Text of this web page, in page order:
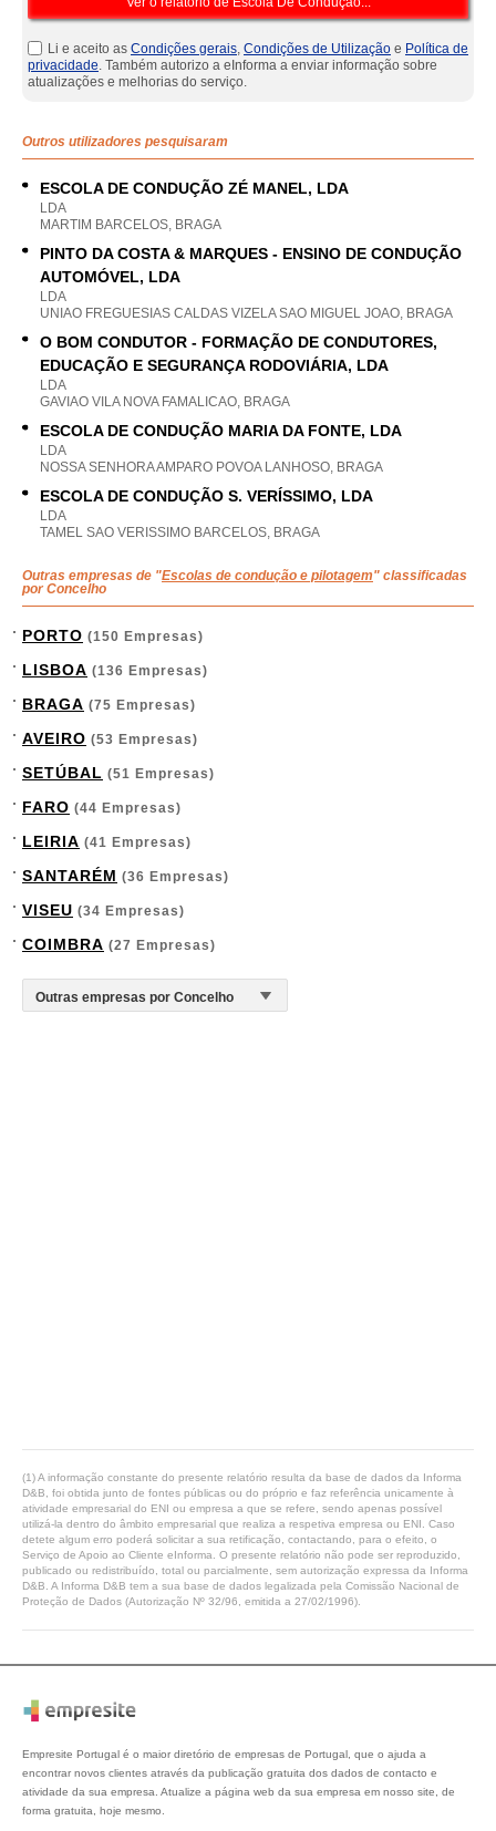
Li e aceito as Condições gerais, Condições de Utilização e Política de
privacidade. Também autorizo a eInforma a enviar informação sobre
atualizações e melhorias do serviço.
Outros utilizadores pesquisaram
ESCOLA DE CONDUÇÃO ZÉ MANEL, LDA
LDA
MARTIM BARCELOS, BRAGA
PINTO DA COSTA & MARQUES - ENSINO DE CONDUÇÃO
AUTOMÓVEL, LDA
LDA
UNIAO FREGUESIAS CALDAS VIZELA SAO MIGUEL JOAO, BRAGA
O BOM CONDUTOR - FORMAÇÃO DE CONDUTORES,
EDUCAÇÃO E SEGURANÇA RODOVIÁRIA, LDA
LDA
GAVIAO VILA NOVA FAMALICAO, BRAGA
ESCOLA DE CONDUÇÃO MARIA DA FONTE, LDA
LDA
NOSSA SENHORA AMPARO POVOA LANHOSO, BRAGA
ESCOLA DE CONDUÇÃO S. VERÍSSIMO, LDA
LDA
TAMEL SAO VERISSIMO BARCELOS, BRAGA
Outras empresas de "Escolas de condução e pilotagem" classificadas
por Concelho
PORTO (150 Empresas)
LISBOA (136 Empresas)
BRAGA (75 Empresas)
AVEIRO (53 Empresas)
SETÚBAL (51 Empresas)
FARO (44 Empresas)
LEIRIA (41 Empresas)
SANTARÉM (36 Empresas)
VISEU (34 Empresas)
COIMBRA (27 Empresas)
(1) A informação constante do presente relatório resulta da base de dados da Informa
D&B, foi obtida junto de fontes públicas ou do próprio e faz referência unicamente à
atividade empresarial do ENI ou empresa a que se refere, sendo apenas possível
utilizá-la dentro do âmbito empresarial que realiza a respetiva empresa ou ENI. Caso
detete algum erro poderá solicitar a sua retificação, contactando, para o efeito, o
Serviço de Apoio ao Cliente eInforma. O presente relatório não pode ser reproduzido,
publicado ou redistribuído, total ou parcialmente, sem autorização expressa da Informa
D&B. A Informa D&B tem a sua base de dados legalizada pela Comissão Nacional de
Proteção de Dados (Autorização Nº 32/96, emitida a 27/02/1996).
Empresite Portugal é o maior diretório de empresas de Portugal, que o ajuda a
encontrar novos clientes através da publicação gratuita dos dados de contacto e
atividade da sua empresa. Atualize a página web da sua empresa em nosso site, de
forma gratuita, hoje mesmo.